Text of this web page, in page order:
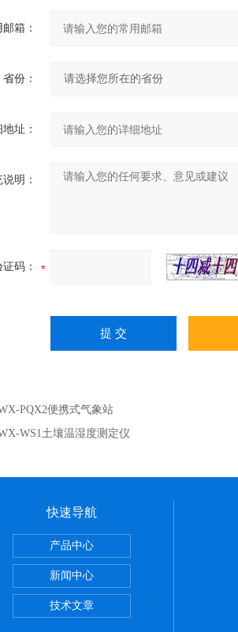
箱：
省份：
址：
明：
证码：
PQX2便携式气象站
WS1土壤温湿度测定仪
系统
快速导航
产品中心
新闻中心
技术文章